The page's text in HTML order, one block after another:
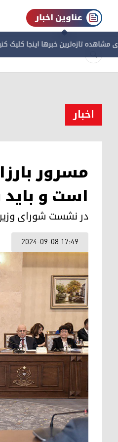
عناوین اخبار
مشاهده‌ تازه‌ترین خبرها اینجا کلیک
اخبار
مسرور
است و
در نشست شورای
2024-09-08 17:49